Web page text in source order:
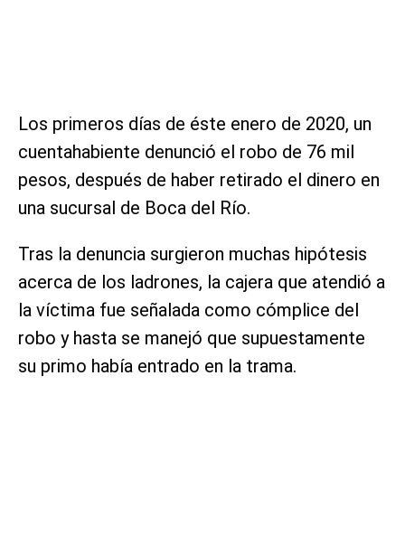
Los primeros días de éste enero de 2020, un
cuentahabiente denunció el robo de 76 mil
pesos, después de haber retirado el dinero en
una sucursal de Boca del Río.
Tras la denuncia surgieron muchas hipótesis
acerca de los ladrones, la cajera que atendió a
la víctima fue señalada como cómplice del
robo y hasta se manejó que supuestamente
su primo había entrado en la trama.